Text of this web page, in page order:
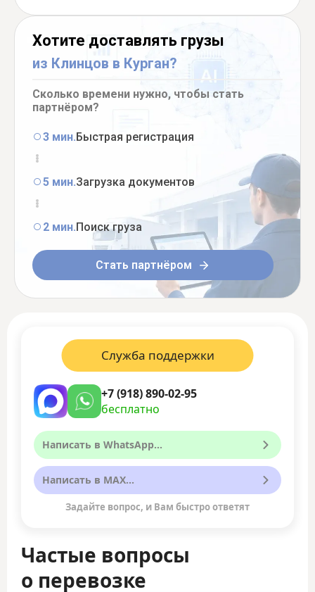
Хотите доставлять грузы
из Клинцов в Курган?
Сколько времени нужно, чтобы стать
партнёром?
3 мин.Быстрая регистрация
5 мин.Загрузка документов
2 мин.Поиск груза
Стать партнёром
Частые вопросы
о перевозке
Служба поддержки
+7 (918) 890-02-95
бесплатно
Написать в WhatsApp...
Написать в MAX...
Задайте вопрос, и Вам быстро ответят